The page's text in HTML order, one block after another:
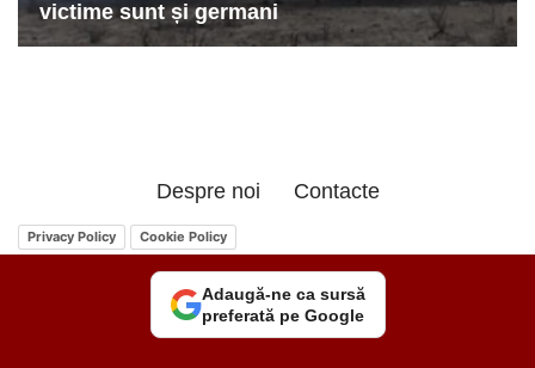
Despre noi Contacte
Privacy Policy Cookie Policy
Adaugă-ne ca sursă
preferată pe Google